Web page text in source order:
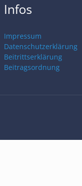
Infos
Impressum
Datenschutzerklärung
Beitrittserklärung
Beitragsordnung